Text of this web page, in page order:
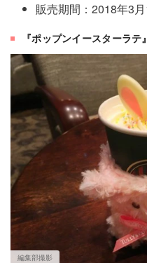
販売期間：2018年3
『ポップンイースターラテ
編集部撮影